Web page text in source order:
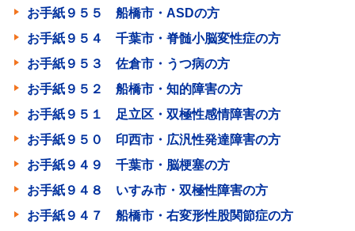
お手紙９５５ 船橋市・ASDの方
お手紙９５４ 千葉市・脊髄小脳変性症の方
お手紙９５３ 佐倉市・うつ病の方
お手紙９５２ 船橋市・知的障害の方
お手紙９５１ 足立区・双極性感情障害の方
お手紙９５０ 印西市・広汎性発達障害の方
お手紙９４９ 千葉市・脳梗塞の方
お手紙９４８ いすみ市・双極性障害の方
お手紙９４７ 船橋市・右変形性股関節症の方